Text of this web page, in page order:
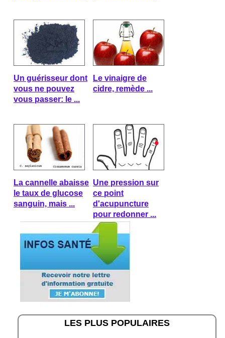
Un guérisseur dont
vous ne pouvez
vous passer: le ...
Le vinaigre de
cidre, remède ...
La cannelle abaisse
le taux de glucose
sanguin, mais ...
Une pression sur
ce point
d'acupuncture
pour redonner ...
LES PLUS POPULAIRES